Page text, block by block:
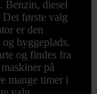
Benzin, diesel
første valg
er den
byggeplads.
og findes fra
på
mange timer i